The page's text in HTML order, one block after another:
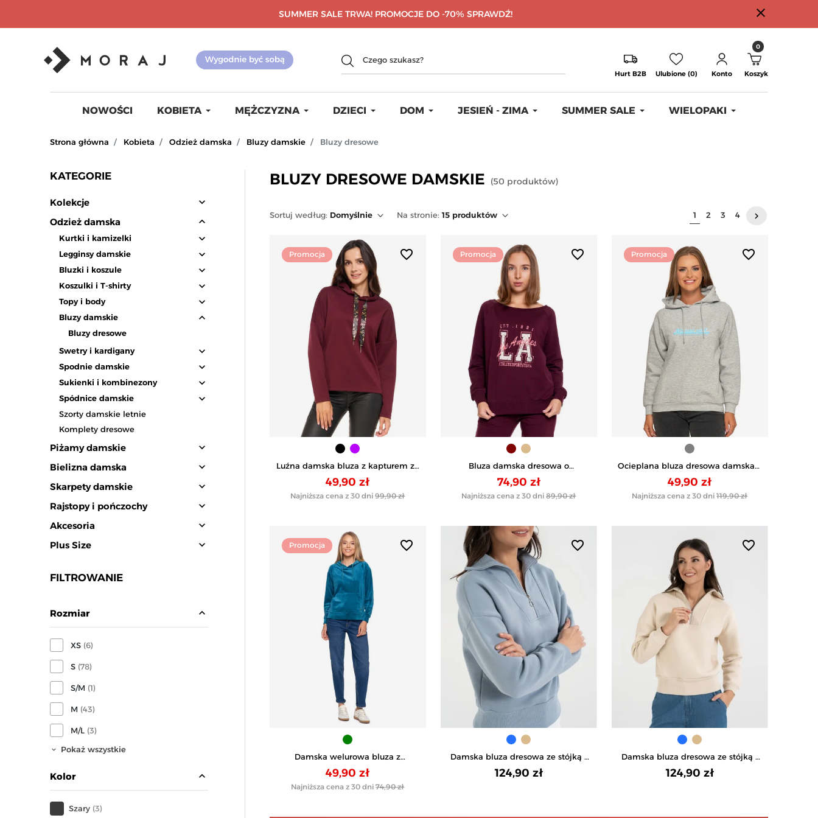
SUMMER SALE TRWA! PROMOCJE DO -70% SPRAWDŹ! close
Hurt B2B Ulubione (0) Konto
0
Koszyk
NOWOŚCI KOBIETA MĘŻCZYZNA DZIECI DOM JESIEŃ - ZIMA SUMMER SALE WIELOPAKI
Strona główna Kobieta Odzież damska Bluzy damskie Bluzy dresowe
KATEGORIE
Kolekcje expand_more
Odzież damska expand_less
Kurtki i kamizelki expand_more
Legginsy damskie expand_more
Bluzki i koszule expand_more
Koszulki i T-shirty expand_more
Topy i body expand_more
Bluzy damskie expand_less
Bluzy dresowe
Swetry i kardigany
expand_more
Spodnie damskie expand_more
Sukienki i kombinezony expand_more
Spódnice damskie expand_more
Szorty damskie letnie
Komplety dresowe
Piżamy damskie expand_more
Bielizna damska expand_more
Skarpety damskie expand_more
Rajstopy i pończochy expand_more
Akcesoria expand_more
Plus Size expand_more
FILTROWANIE
Rozmiar expand_less
XS (6)
S (78)
S/M (1)
M (43)
M/L (3)
Pokaż wszystkie
Kolor expand_less
Szary (3)
BLUZY DRESOWE DAMSKIE (50 produktów)
Sortuj według: Domyślnie Na stronie: 15 produktów 1 2 3 4 keyboard_arrow_right
Promocja favorite_border
Luźna damska bluza z kapturem ze
złotym zdobieniem - FIOLETOWY
49,90 zł
Najniższa cena z 30 dni 99,90 zł
Promocja favorite_border
Bluza damska dresowa o
klasycznym kroju z nadrukiem -
BORDOWY
74,90 zł
Najniższa cena z 30 dni 89,90 zł
Promocja favorite_border
Ocieplana bluza dresowa damska z
napisem - SZARY
49,90 zł
Najniższa cena z 30 dni 119,90 zł
Promocja favorite_border
Damska welurowa bluza z
kapturem - ZIELONY
49,90 zł
Najniższa cena z 30 dni 74,90 zł
favorite_border
Damska bluza dresowa ze stójką i
zamkiem ocieplana - NIEBIESKI
124,90 zł
favorite_border
Damska bluza dresowa ze stójką i
zamkiem ocieplana - BEŻOWY
124,90 zł